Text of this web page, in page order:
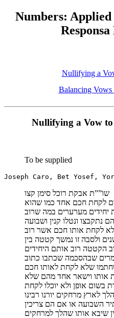
Numbers:
Nullifying a
Balancing Vows
Nullifying a Vow to
To be supplied
Joseph Caro, Bet Yosef,
שו””ת אבקת רוכל סימן קצו
לקחת חכם אחד כמו שהוא
יחידים מערערים במה שרוב
נתקבצו ונטלו קנין ושבועה
לקחת אותו חכם אשר רוב
ולסבה זו נמשך קטטה בין
הקטטה רוב אותם היחידים
שבהסכמה שכתבו כתוב
שלא לקחת לאותו חכם
אותו וישאר אחד מהם שלא
בשום אופן ולא יוכלו לקחת
לארץ מרחקים יורנו רבינו
השבועה או אם הם צריכין